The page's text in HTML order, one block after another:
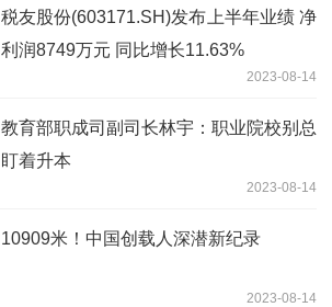
税友股份(603171.SH)发布上半年业绩 净
利润8749万元 同比增长11.63%
2023-08-14
教育部职成司副司长林宇：职业院校别总
盯着升本
2023-08-14
10909米！中国创载人深潜新纪录
2023-08-14